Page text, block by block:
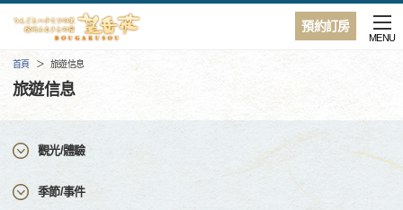
預約訂房
MENU
首頁 旅遊信息
旅遊信息
觀光/體驗
季節/事件